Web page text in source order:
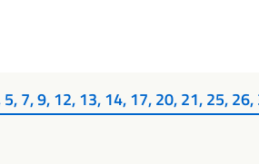
7, 9, 12, 13, 14, 17, 20, 21, 25,